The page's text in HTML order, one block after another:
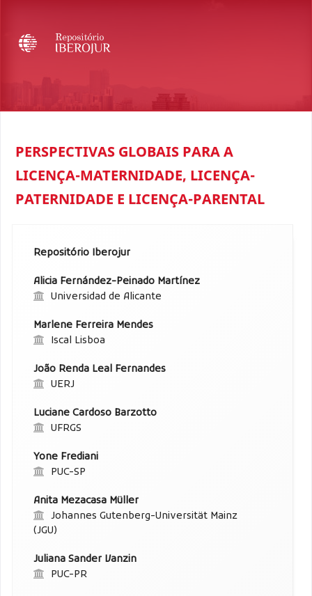
PERSPECTIVAS GLOBAIS PARA A
LICENÇA-MATERNIDADE, LICENÇA-
PATERNIDADE E LICENÇA-PARENTAL
Repositório Iberojur
Alicia Fernández-Peinado Martínez
Universidad de Alicante
Marlene Ferreira Mendes
Iscal Lisboa
João Renda Leal Fernandes
UERJ
Luciane Cardoso Barzotto
UFRGS
Yone Frediani
PUC-SP
Anita Mezacasa Müller
Johannes Gutenberg-Universität Mainz
(JGU)
Juliana Sander Vanzin
PUC-PR